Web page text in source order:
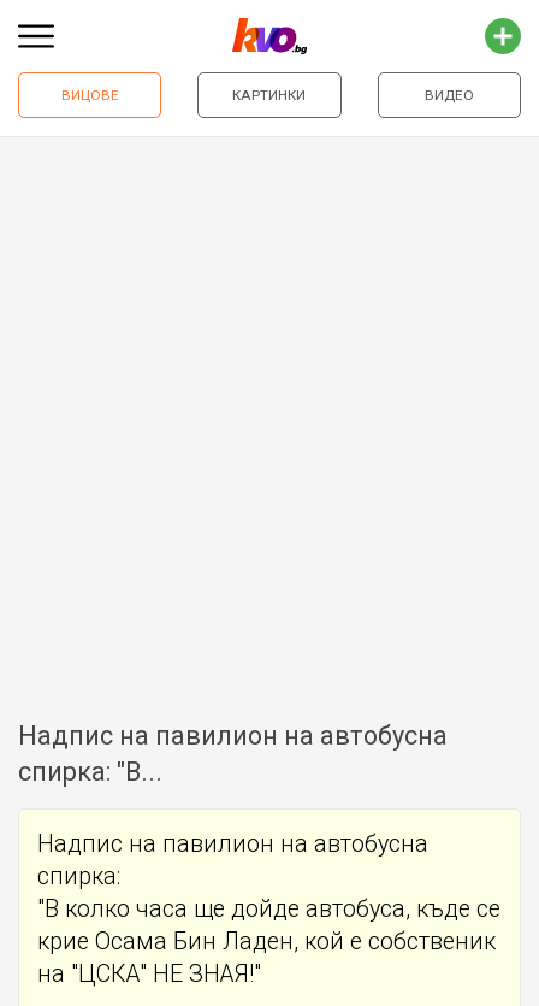
ВИЦОВЕ КАРТИНКИ ВИДЕО
Надпис на павилион на автобусна
спирка: "В...
Надпис на павилион на автобусна
спирка:
"В колко часа ще дойде автобуса, къде се
крие Осама Бин Ладен, кой е собственик
на "ЦСКА" НЕ ЗНАЯ!"